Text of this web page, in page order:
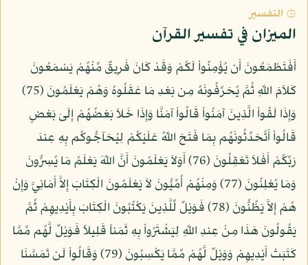
۞ التفسير
الميزان في تفسير القرآن
أَفَتَطْمَعُونَ أَن يُؤْمِنُواْ لَكُمْ وَقَدْ كَانَ فَرِيقٌ مِّنْهُمْ يَسْمَعُونَ
كَلاَمَ اللّهِ ثُمَّ يُحَرِّفُونَهُ مِن بَعْدِ مَا عَقَلُوهُ وَهُمْ يَعْلَمُونَ (75)
وَإِذَا لَقُواْ الَّذِينَ آمَنُواْ قَالُواْ آمَنَّا وَإِذَا خَلاَ بَعْضُهُمْ إِلَىَ بَعْضٍ
قَالُواْ أَتُحَدِّثُونَهُم بِمَا فَتَحَ اللّهُ عَلَيْكُمْ لِيُحَآجُّوكُم بِهِ عِندَ
رَبِّكُمْ أَفَلاَ تَعْقِلُونَ (76) أَوَلاَ يَعْلَمُونَ أَنَّ اللّهَ يَعْلَمُ مَا يُسِرُّونَ
وَمَا يُعْلِنُونَ (77) وَمِنْهُمْ أُمِّيُّونَ لاَ يَعْلَمُونَ الْكِتَابَ إِلاَّ أَمَانِيَّ وَإِنْ
هُمْ إِلاَّ يَظُنُّونَ (78) فَوَيْلٌ لِّلَّذِينَ يَكْتُبُونَ الْكِتَابَ بِأَيْدِيهِمْ ثُمَّ
يَقُولُونَ هَذَا مِنْ عِندِ اللّهِ لِيَشْتَرُواْ بِهِ ثَمَناً قَلِيلاً فَوَيْلٌ لَّهُم مِّمَّا
كَتَبَتْ أَيْدِيهِمْ وَوَيْلٌ لَّهُمْ مِّمَّا يَكْسِبُونَ (79) وَقَالُواْ لَن تَمَسَّنَا